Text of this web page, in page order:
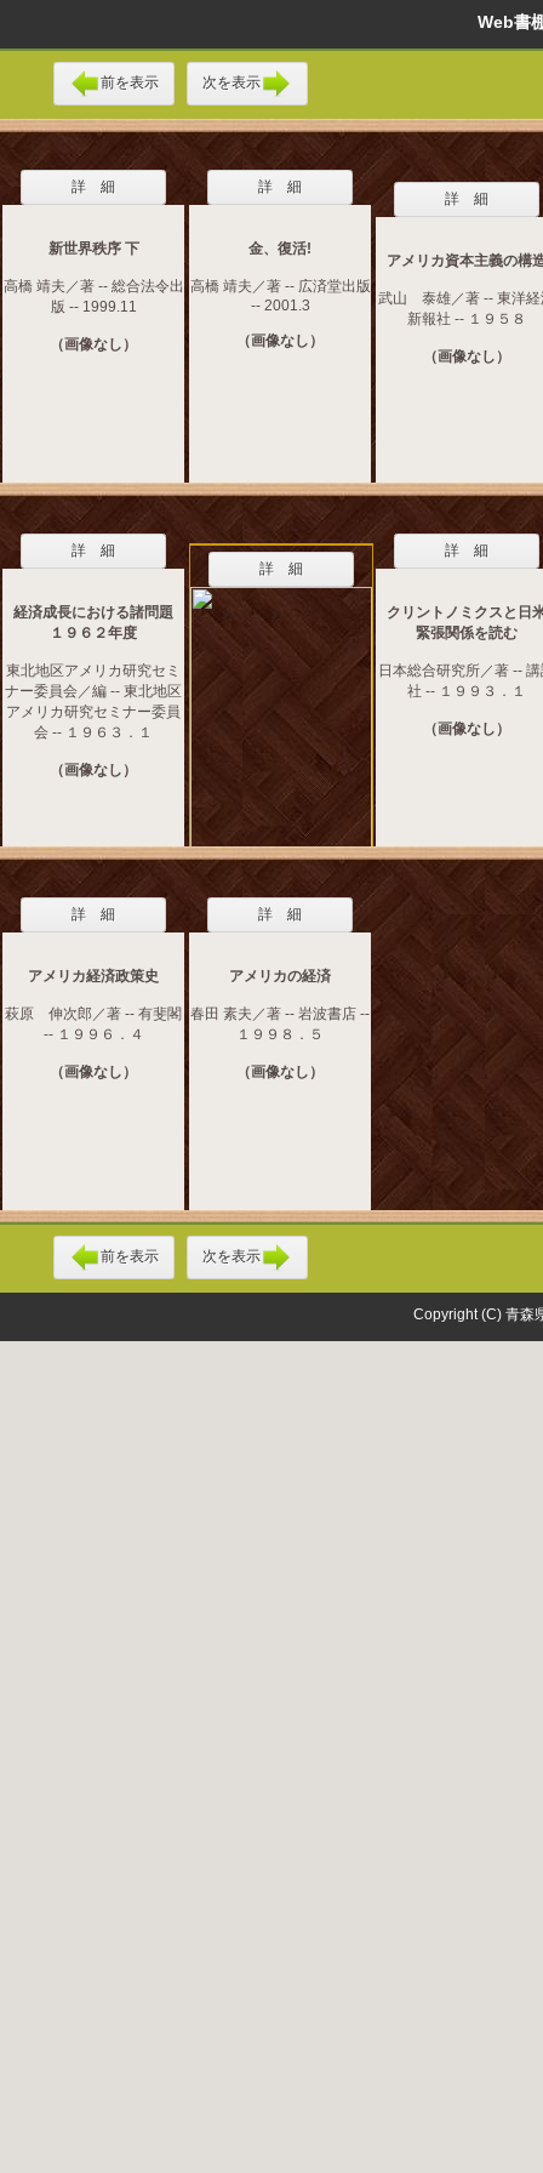
Web
前を表示 次を表示
詳 細
新世界秩序 下
高橋 靖夫／著 -- 総合法令出
版 -- 1999.11
（画像なし）
詳 細
金、復活!
高橋 靖夫／著 -- 広済堂出版
-- 2001.3
（画像なし）
詳 細
アメリカ資本主義の構
武山 泰雄／著 -- 東洋経
新報社 -- １９５８
（画像なし）
詳 細
経済成長における諸問題
１９６２年度
東北地区アメリカ研究セミ
ナー委員会／編 -- 東北地区
アメリカ研究セミナー委員
会 -- １９６３．１
（画像なし）
詳 細
詳 細
クリントノミクスと日
緊張関係を読む
日本総合研究所／著 --
社 -- １９９３．１
（画像なし）
詳 細
アメリカ経済政策史
萩原 伸次郎／著 -- 有斐閣
-- １９９６．４
（画像なし）
詳 細
アメリカの経済
春田 素夫／著 -- 岩波書店 --
１９９８．５
（画像なし）
前を表示 次を表示
Copyright (C) 青森